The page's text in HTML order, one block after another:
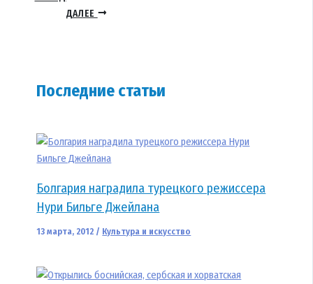
ДАЛЕЕ
Последние статьи
Болгария наградила турецкого режиссера
Нури Бильге Джейлана
13 марта, 2012 / Культура и искусство